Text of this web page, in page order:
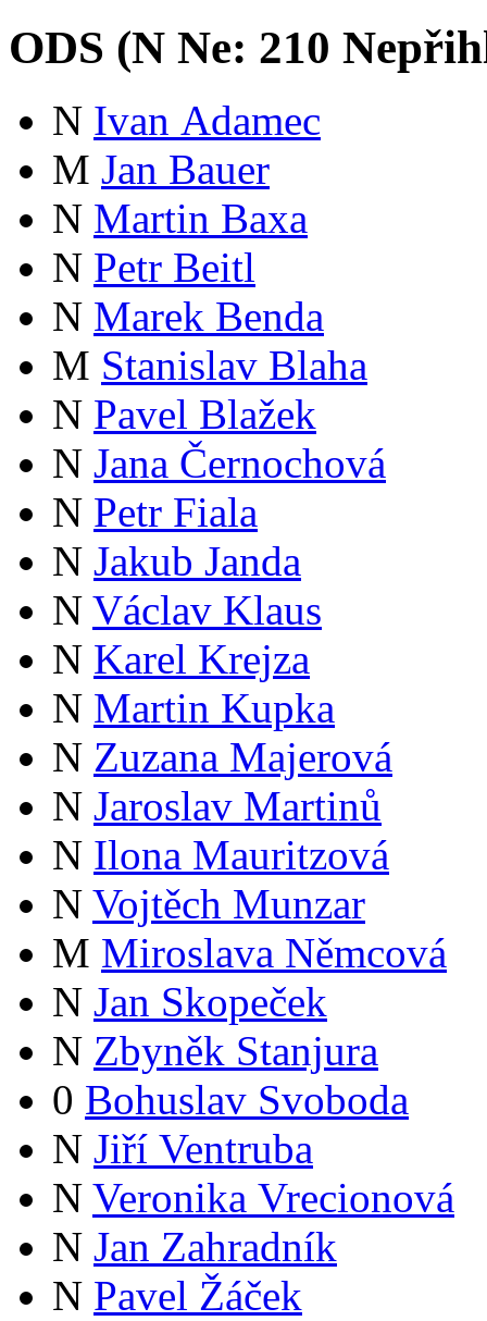
ODS (N Ne: 210
N Ivan Adamec
M Jan Bauer
N Martin Baxa
N Petr Beitl
N Marek Benda
M Stanislav Blaha
N Pavel Blažek
N Jana Černochová
N Petr Fiala
N Jakub Janda
N Václav Klaus
N Karel Krejza
N Martin Kupka
N Zuzana Majerová
N Jaroslav Martinů
N Ilona Mauritzová
N Vojtěch Munzar
M Miroslava Němcová
N Jan Skopeček
N Zbyněk Stanjura
0 Bohuslav Svoboda
N Jiří Ventruba
N Veronika Vrecionová
N Jan Zahradník
N Pavel Žáček